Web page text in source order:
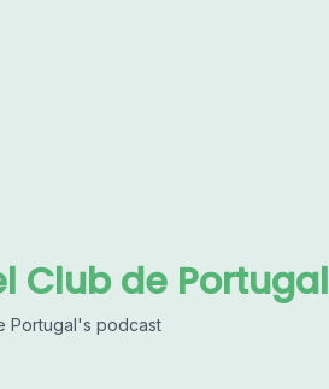
Club de Portugal
Portugal's podcast